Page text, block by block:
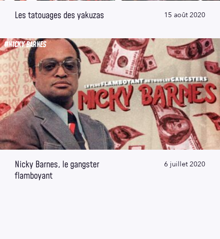
Les tatouages des yakuzas 15 août 2020
#NICKY BARNES
Nicky Barnes, le gangster
flamboyant
6 juillet 2020